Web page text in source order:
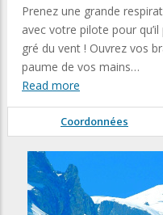
Prenez une grande
avec votre pilote pour
gré du vent ! Ouvrez vos
paume de vos mains…
Read more
Coordonnées